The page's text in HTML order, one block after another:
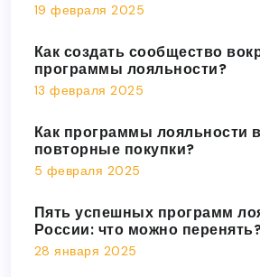
19 февраля 2025
Как создать сообщество
программы лояльности?
13 февраля 2025
Как программы лояльности
повторные покупки?
5 февраля 2025
Пять успешных программ
России: что можно
28 января 2025